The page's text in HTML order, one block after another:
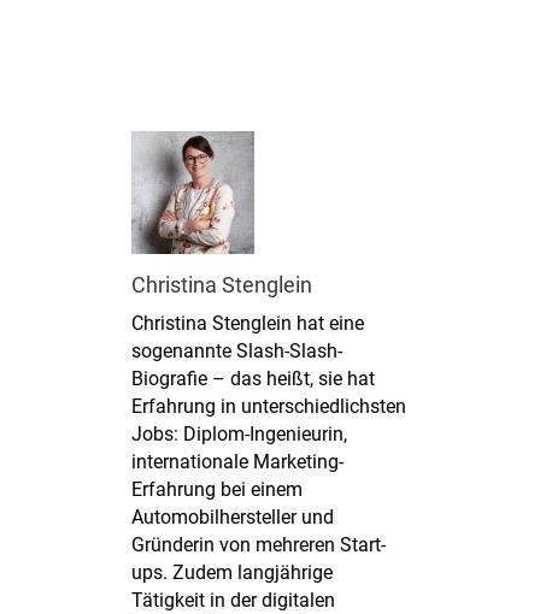
Christina Stenglein
Christina Stenglein hat eine
sogenannte Slash-Slash-
Biografie – das heißt, sie hat
Erfahrung in unterschiedlichsten
Jobs: Diplom-Ingenieurin,
internationale Marketing-
Erfahrung bei einem
Automobilhersteller und
Gründerin von mehreren Start-
ups. Zudem langjährige
Tätigkeit in der digitalen